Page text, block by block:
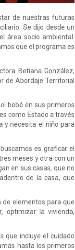
de nuestras futuras
Se dijo desde un
área socio ambiental.
que el programa es
Betiana González,
de Abordaje Territorial
bebé en sus primeros
como Estado a través
y necesita el niño para
es graficar el
meses y otra con un
en sus casas, que no
de la casa, que
de elementos para que
optimizar la vivienda,
que incluye el cuidado
hasta los primeros